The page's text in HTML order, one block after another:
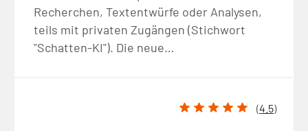
Recherchen, Textentwürfe oder Analysen,
teils mit privaten Zugängen (Stichwort
"Schatten-KI"). Die neue…
(4.5)